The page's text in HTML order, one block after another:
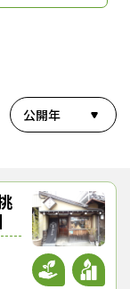
公開年